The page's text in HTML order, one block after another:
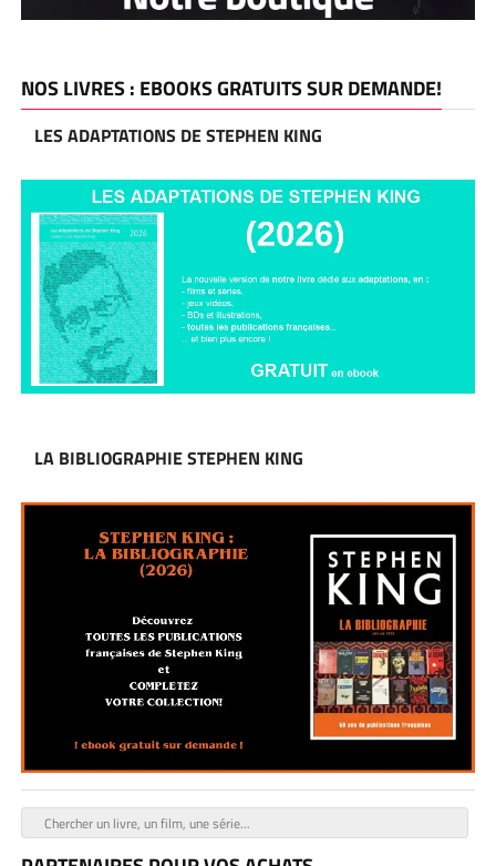
NOS LIVRES : EBOOKS GRATUITS SUR DEMANDE!
LES ADAPTATIONS DE STEPHEN KING
LA BIBLIOGRAPHIE STEPHEN KING